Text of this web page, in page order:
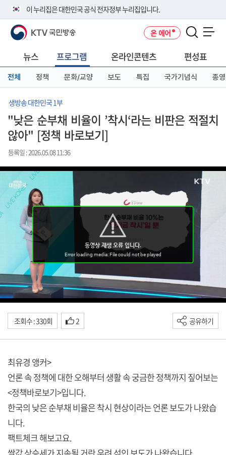
이 누리집은 대한민국 공식 전자정부 누리집입니다.
공식 누리집 주소 확인하기
니다.
이밖에 or.kr 또는 .kr등 다른 도메인 주소를 사용하고 있다면 아래 URL에
서 도메인 주소를 확인해 보세요
KTV 국민방송 온 에어
뉴스 프로그램 온라인콘텐츠 편성표
전체 정책 문화/교양 보도 특집 국가기념식 종영
생방송 대한민국 1부
"낮은 순부채 비율이 ’착시‘라는 비판은 적절치
않아" [정책 바로보기]
등록일 : 2026.05.08 11:36
조회수 : 330회 2 공유하기
최유경 앵커>
언론 속 정책에 대한 오해부터 생활 속 궁금한 정책까지 짚어보는
<정책바로보기>입니다.
한국의 낮은 순부채 비율은 착시 현상이라는 언론 보도가 나왔습
니다.
팩트체크 해보고요.